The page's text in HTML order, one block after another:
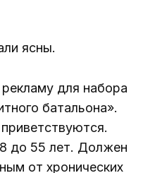
ясны.
для набора
батальона».
до 55 лет. Должен
от хронических